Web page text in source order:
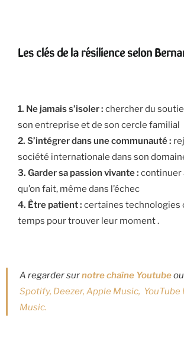
Les clés de la résilience selon
1. Ne jamais s’isoler : chercher du
son entreprise et de son cercle familial
2. S’intégrer dans une communauté :
société internationale dans son
3. Garder sa passion vivante : continuer
qu’on fait, même dans l’échec
4. Être patient : certaines technologies
temps pour trouver leur moment .
A regarder surnotre chaîne Youtube
Spotify, Deezer, Apple Music, YouTube
Music.